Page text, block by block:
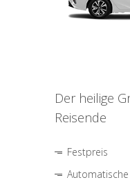
Der heilige
Reisende
Festpreis